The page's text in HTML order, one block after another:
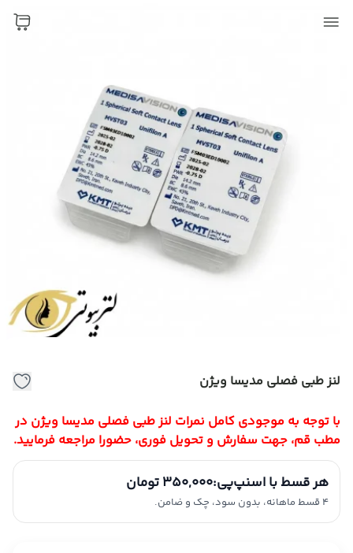
لنز طبی فصلی مدیسا ویژن
با توجه به موجودی کامل نمرات لنز طبی فصلی مدیسا ویژن در
مطب قم، جهت سفارش و تحویل فوری، حضورا مراجعه فرمایید.
هر قسط با اسنپ‌پی:350,000 تومان
4 قسط ماهانه، بدون سود، چک و ضامن.